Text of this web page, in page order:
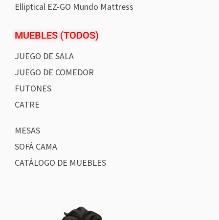
Elliptical EZ-GO Mundo Mattress
MUEBLES (TODOS)
JUEGO DE SALA
JUEGO DE COMEDOR
FUTONES
CATRE
MESAS
SOFÁ CAMA
CATÁLOGO DE MUEBLES